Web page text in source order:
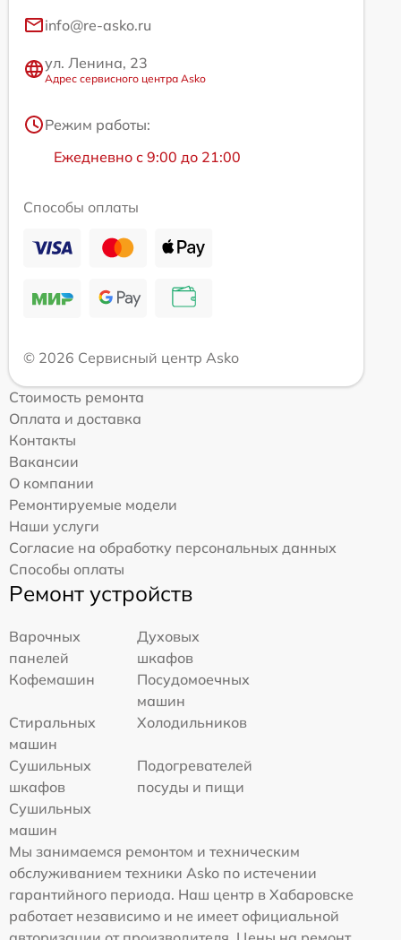
info@re-asko.ru
ул. Ленина, 23
Адрес сервисного центра Asko
Режим работы:
Ежедневно с 9:00 до 21:00
Способы оплаты
© 2026 Сервисный центр Asko
Стоимость ремонта
Оплата и доставка
Контакты
Вакансии
О компании
Ремонтируемые модели
Наши услуги
Согласие на обработку персональных данных
Способы оплаты
Ремонт устройств
Варочных
панелей
Духовых
шкафов
Кофемашин
Посудомоечных
машин
Стиральных
машин
Холодильников
Сушильных
шкафов
Подогревателей
посуды и пищи
Сушильных
машин
Мы занимаемся ремонтом и техническим
обслуживанием техники Asko по истечении
гарантийного периода. Наш центр в Хабаровске
работает независимо и не имеет официальной